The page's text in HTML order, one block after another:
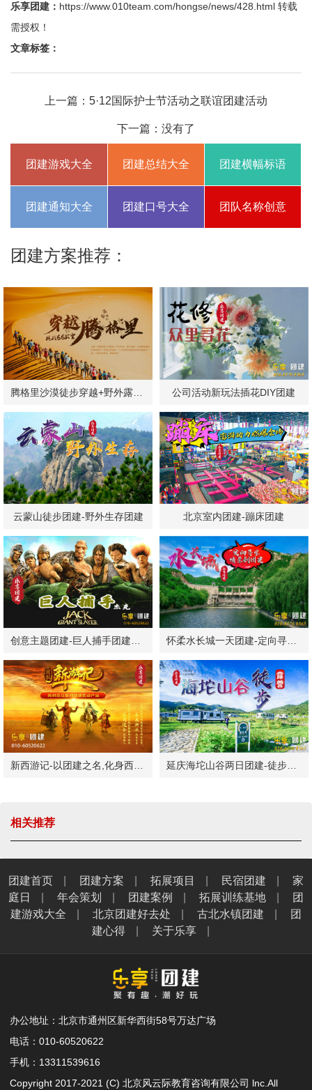
乐享团建： https://www.010team.com/hongse/news/428.html 转载
需授权！
文章标签：
上一篇： 5·12国际护士节活动之联谊团建活动
下一篇：没有了
团建游戏大全 团建总结大全 团建横幅标语
团建通知大全 团建口号大全 团队名称创意
团建方案推荐：
公司活动新玩法插花DIY团建
云蒙山徒步团建-野外生存团建 北京室内团建-蹦床团建
创意主题团建-巨人捕手团建方案 怀柔水长城一天团建-定向寻宝-烧烤
延庆海坨山谷两日团建-徒步露营
相关推荐
团建首页 团建方案 拓展项目 民宿团建
家
庭日
年会策划 团建案例 拓展训练基地
团
建游戏大全
北京团建好去处 古北水镇团建
团
建心得
关于乐享
办公地址：北京市通州区新华西街58号万达广场
电话：010-60520622
手机：13311539616
Copyright 2017-2021 (C) 北京风云际教育咨询有限公司 lnc.All